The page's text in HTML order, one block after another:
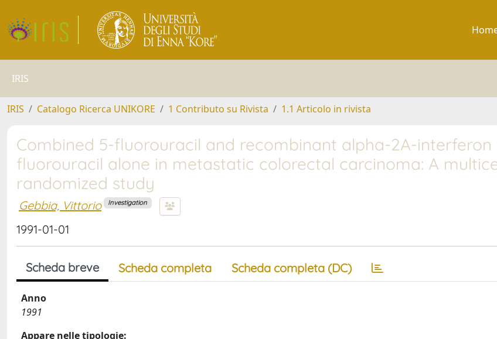
IRIS
IRIS Catalogo Ricerca UNIKORE 1 Contributo su Rivista 1.1 Articolo in rivista
Combined 5-fluorouracil and recombinant alpha-2A-interferon
fluorouracil alone in metastatic colorectal carcinoma: A
randomized study
Gebbia, Vittorio Investigation
1991-01-01
Scheda breve Scheda completa Scheda completa (DC)
Anno
1991
Appare nelle tipologie: